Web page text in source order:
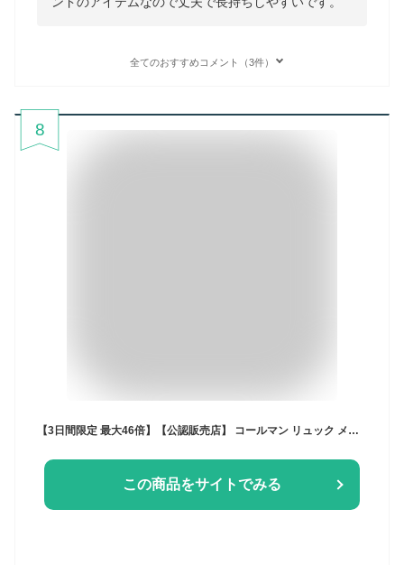
全てのおすすめコメント（3件）
8
【3日間限定 最大46倍】【公認販売店】 コールマン リュック メンズ レディース 通学 通勤 キッズ 女の子 男の子 男子 女子 Coleman 15L 軽量 軽い 大人 おしゃれ 中学生 リュックサック ブランド A4 小さい 15リットル デイパック 撥水 ウォーカー15
この商品をサイトでみる